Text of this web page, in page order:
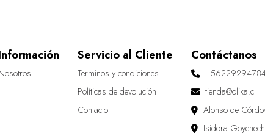
Servicio al Cliente
Terminos y condiciones
Políticas de devolución
Contacto
Contáctanos
tienda@olika.cl
Alonso de
Isidora